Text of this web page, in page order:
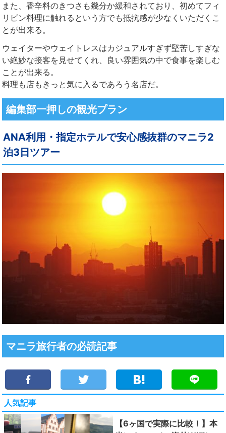
また、香辛料のきつさも幾分か緩和されており、初めてフィ
リピン料理に触れるという方でも抵抗感が少なくいただくこ
とが出来る。
ウェイターやウェイトレスはカジュアルすぎず堅苦しすぎな
い絶妙な接客を見せてくれ、良い雰囲気の中で食事を楽しむ
ことが出来る。
料理も店もきっと気に入るであろう名店だ。
編集部一押しの観光プラン
ANA利用・指定ホテルで安心感抜群のマニラ2
泊3日ツアー
マニラ旅行者の必読記事
人気記事
【6ヶ国で実際に比較！】本